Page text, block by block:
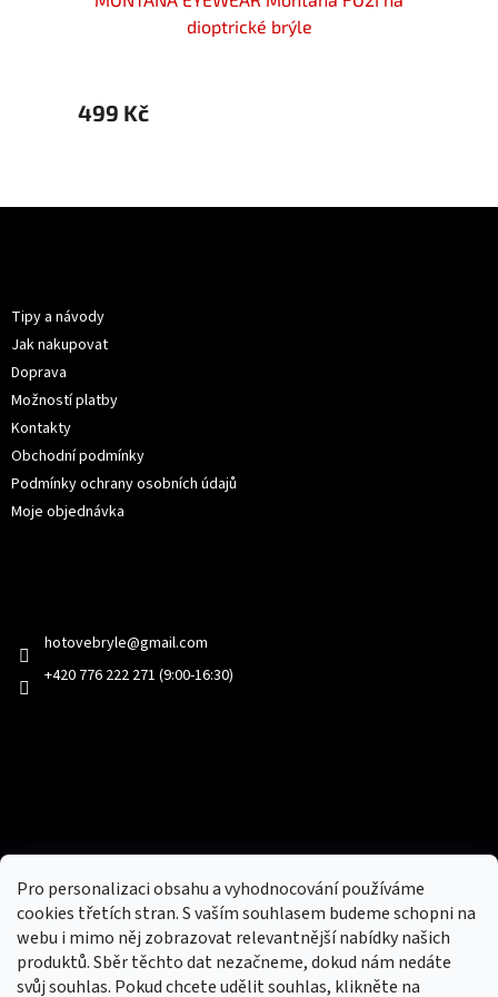
Pro personalizaci obsahu a vyhodnocování používáme
cookies třetích stran. S vaším souhlasem budeme schopni na
webu i mimo něj zobrazovat relevantnější nabídky našich
produktů. Sběr těchto dat nezačneme, dokud nám nedáte
svůj souhlas. Pokud chcete udělit souhlas, klikněte na
dioptrické brýle
499 Kč
Tipy a návody
Jak nakupovat
Doprava
Možností platby
Kontakty
Obchodní podmínky
Podmínky ochrany osobních údajů
Moje objednávka
hotovebryle@gmail.com
+420 776 222 271 (9:00-16:30)